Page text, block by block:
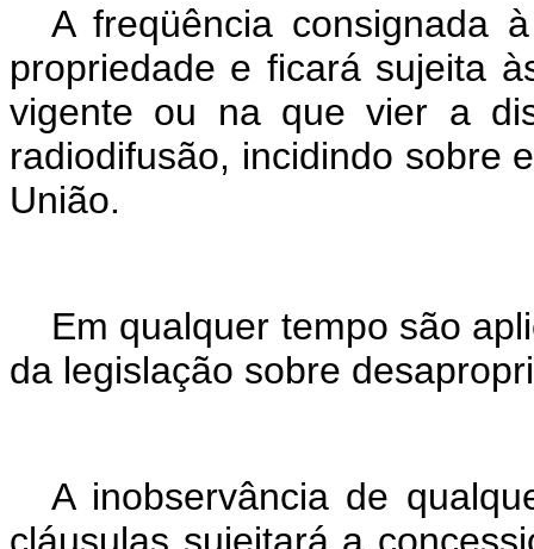
A freqüência consignada
propriedade e ficará sujeita
vigente ou na que vier a
radiodifusão, incidindo sobre
União.
Em qualquer tempo são
da legislação sobre
A inobservância de